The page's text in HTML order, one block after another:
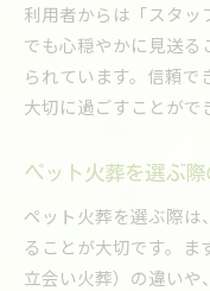
利用者からは「スタッ
でも心穏やかに見送
られています。信頼で
大切に過ごすことがで
ペット火葬を選ぶ
ペット火葬を選ぶ際
ることが大切です。ま
立会い火葬）の違いや